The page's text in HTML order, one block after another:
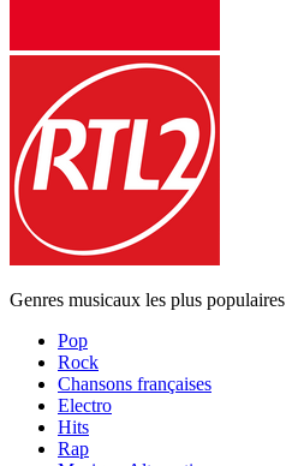
Genres musicaux les plus populaires
Pop
Rock
Chansons françaises
Electro
Hits
Rap